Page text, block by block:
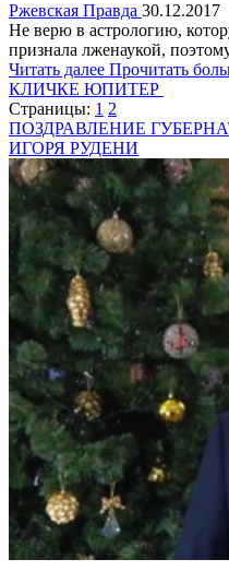
Ржевская Правда 30.12.2017
Не верю в астрологию,
признала лженаукой,
Читать далее Прочитать
КЛИЧКЕ ЮПИТЕР
Страницы: 1 2
ПОЗДРАВЛЕНИЕ
ИГОРЯ РУДЕНИ